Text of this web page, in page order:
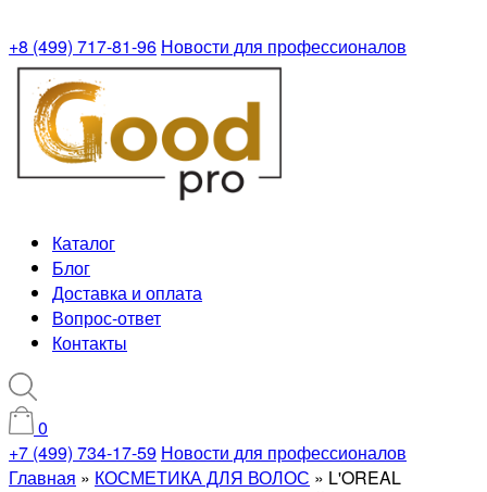
+8 (499) 717-81-96 Новости для профессионалов
Каталог
Блог
Доставка и оплата
Вопрос-ответ
Контакты
0
+7 (499) 734-17-59 Новости для профессионалов
Главная » КОСМЕТИКА ДЛЯ ВОЛОС » L'OREAL